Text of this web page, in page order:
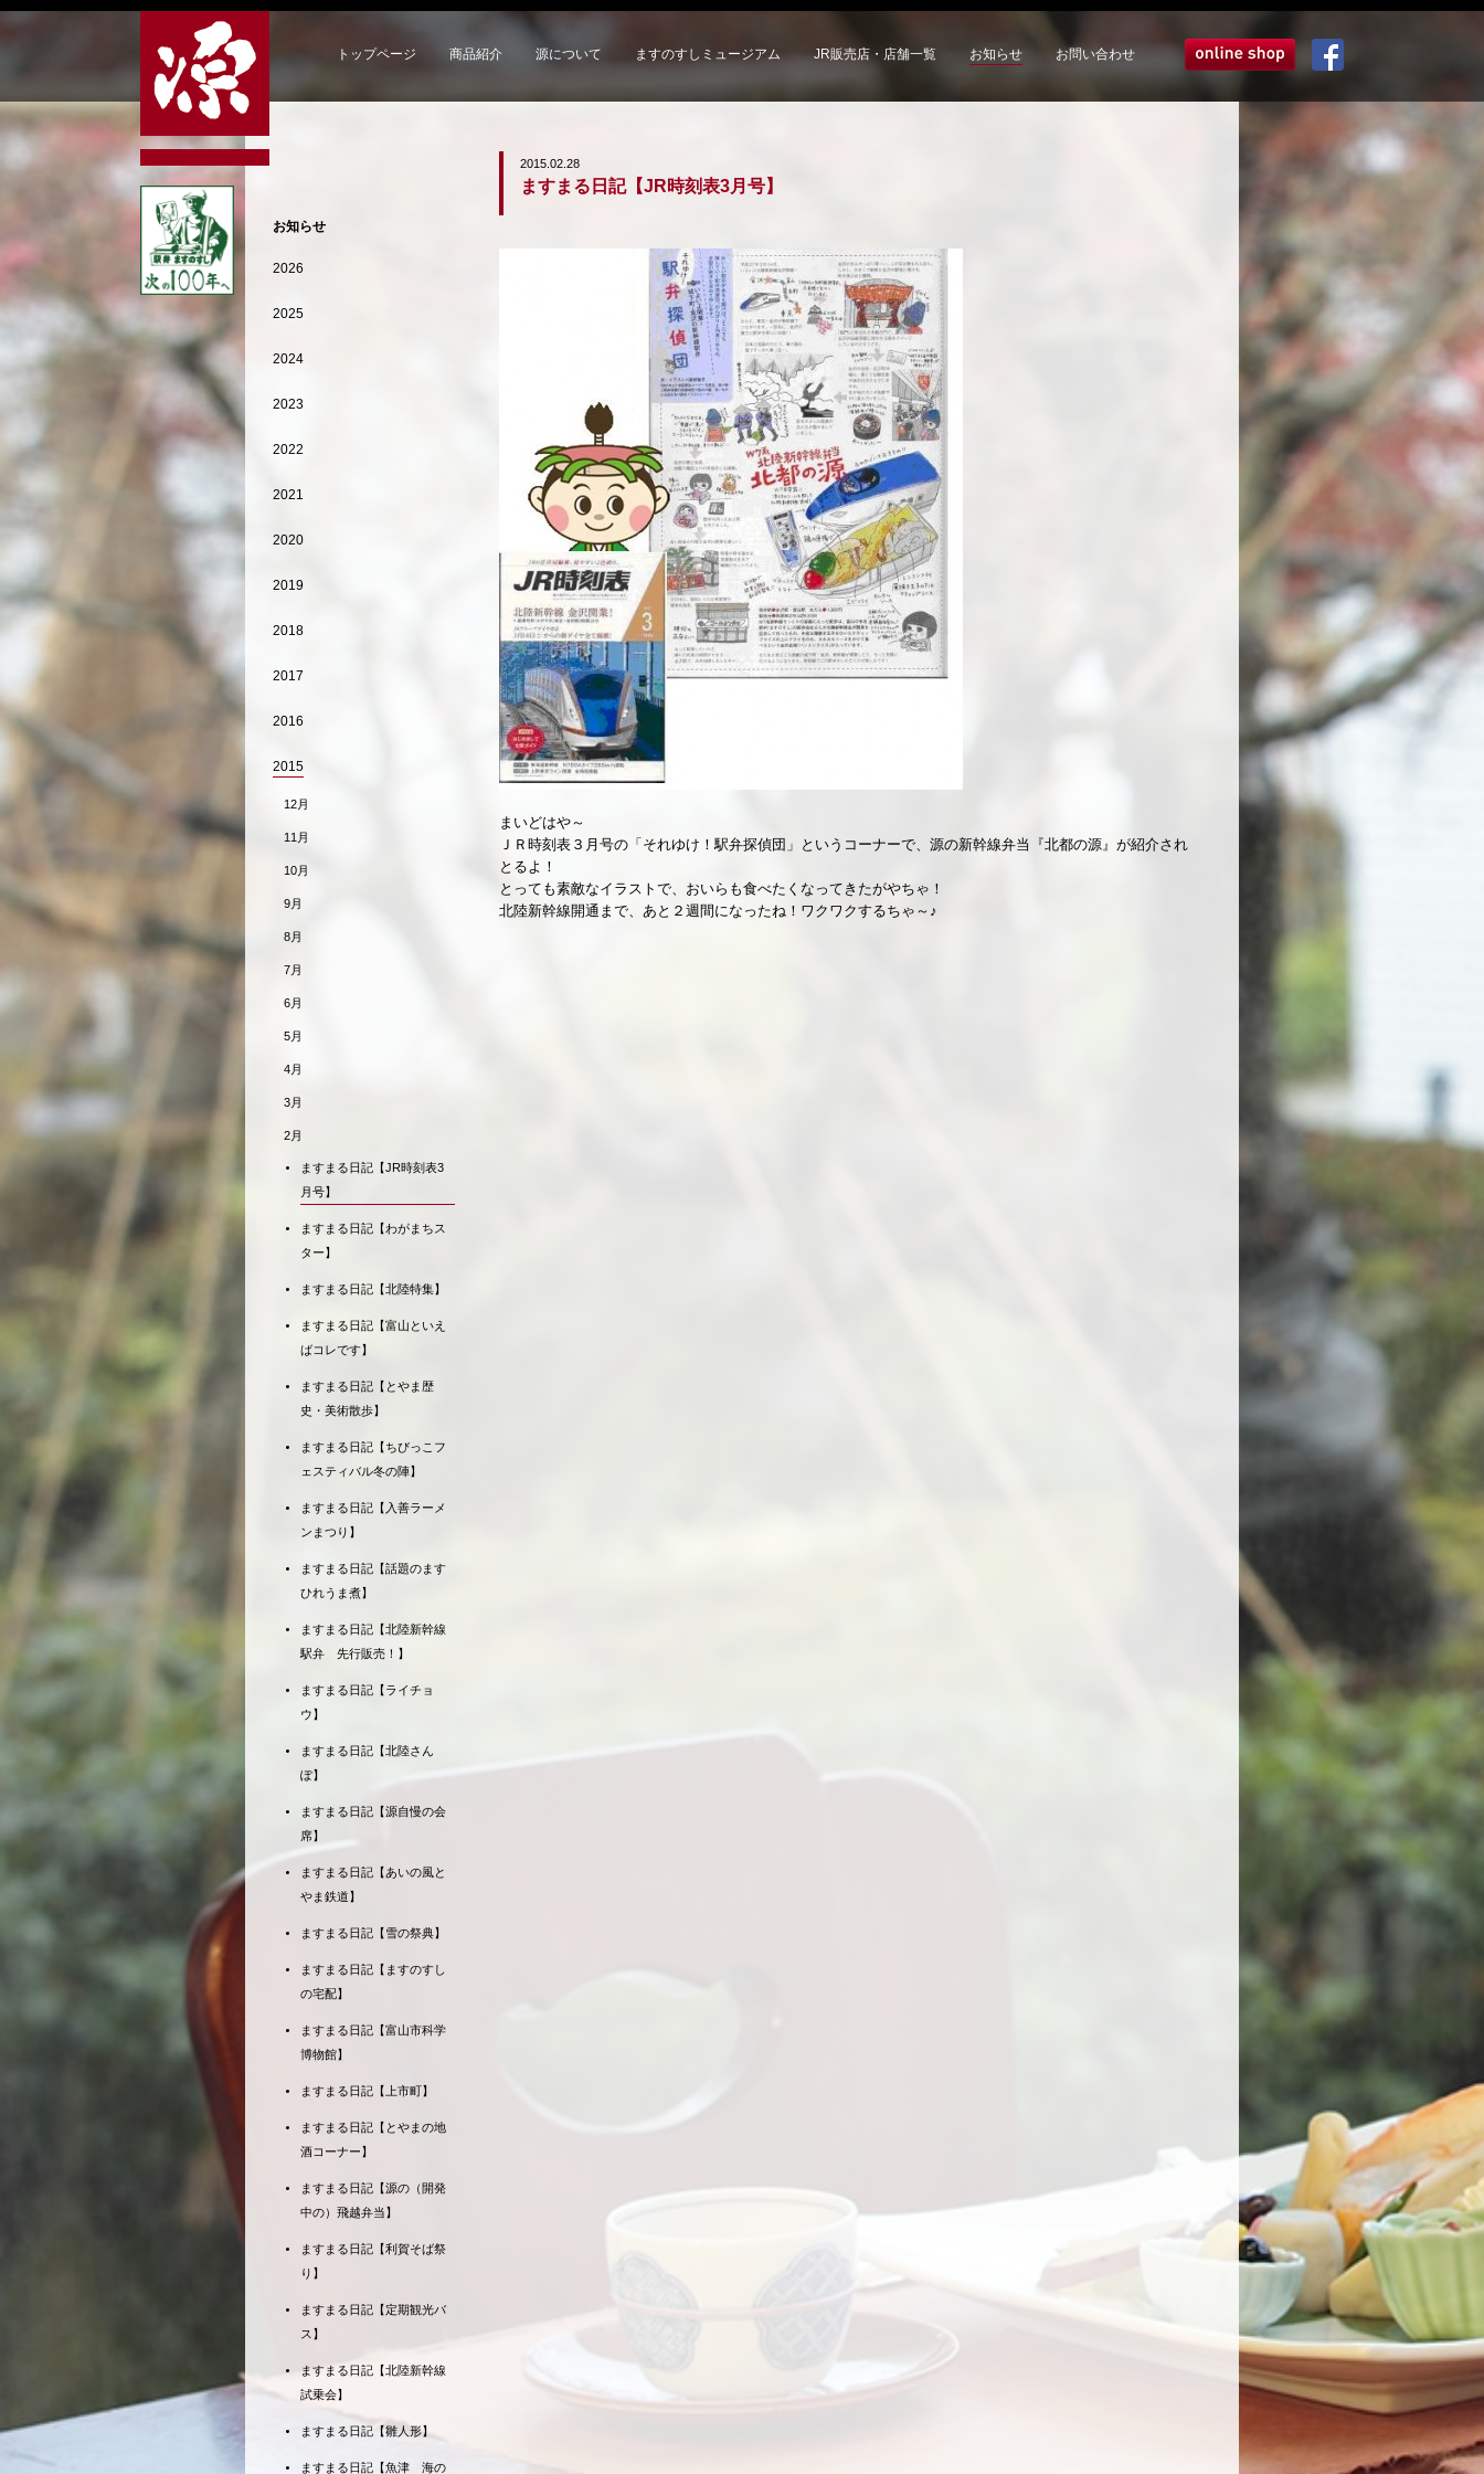
トップページ 商品紹介 源について ますのすしミュージアム JR販売店・店舗一覧 お知らせ お問い合わせ オンラインショップ
2015.02.28
ますまる日記【JR時刻表3月号】
まいどはや～
ＪＲ時刻表３月号の「それゆけ！駅弁探偵団」というコーナーで、源の新幹線弁当『北都の源』が紹介され
とるよ！
とっても素敵なイラストで、おいらも食べたくなってきたがやちゃ！
北陸新幹線開通まで、あと２週間になったね！ワクワクするちゃ～♪
お知らせ
2026
2025
2024
2023
2022
2021
2020
2019
2018
2017
2016
2015
12月
11月
10月
9月
8月
7月
6月
5月
4月
3月
2月
ますまる日記【JR時刻表3
月号】
ますまる日記【わがまちス
ター】
ますまる日記【北陸特集】
ますまる日記【富山といえ
ばコレです】
ますまる日記【とやま歴
史・美術散歩】
ますまる日記【ちびっこフ
ェスティバル冬の陣】
ますまる日記【入善ラーメ
ンまつり】
ますまる日記【話題のます
ひれうま煮】
ますまる日記【北陸新幹線
駅弁 先行販売！】
ますまる日記【ライチョ
ウ】
ますまる日記【北陸さん
ぽ】
ますまる日記【源自慢の会
席】
ますまる日記【あいの風と
やま鉄道】
ますまる日記【雪の祭典】
ますまる日記【ますのすし
の宅配】
ますまる日記【富山市科学
博物館】
ますまる日記【上市町】
ますまる日記【とやまの地
酒コーナー】
ますまる日記【源の（開発
中の）飛越弁当】
ますまる日記【利賀そば祭
り】
ますまる日記【定期観光バ
ス】
ますまる日記【北陸新幹線
試乗会】
ますまる日記【雛人形】
ますまる日記【魚津 海の